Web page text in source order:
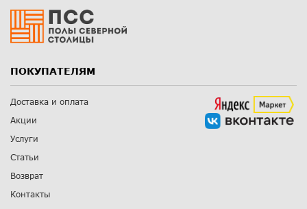
ПОКУПАТЕЛЯМ
Доставка и оплата
Акции
Услуги
Статьи
Возврат
Контакты